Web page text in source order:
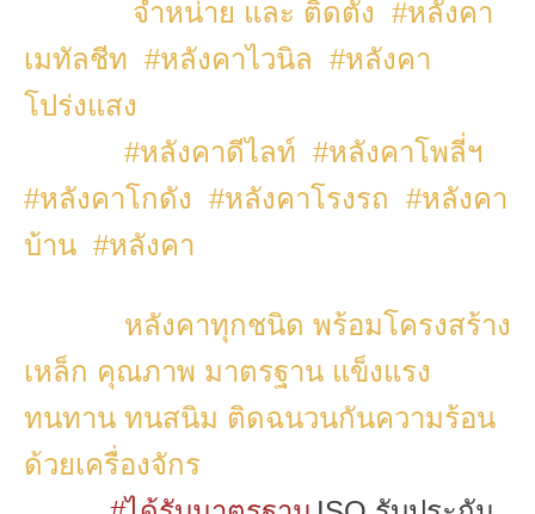
จำหน่าย และ ติดตั้ง #หลังคา
เมทัลชีท #หลังคาไวนิล #หลังคา
โปร่งแสง
#หลังคาดีไลท์ #หลังคาโพลี่ฯ
#หลังคาโกดัง #หลังคาโรงรถ #หลังคา
บ้าน #หลังคา
หลังคาทุกชนิด พร้อมโครงสร้าง
เหล็ก คุณภาพ มาตรฐาน แข็งแรง
ทนทาน ทนสนิม ติดฉนวนกันความร้อน
ด้วยเครื่องจักร